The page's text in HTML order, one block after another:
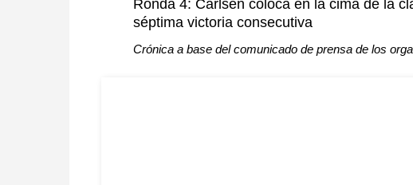
Ronda 4: Carlsen coloca en la cima de la
séptima victoria consecutiva
Crónica a base del comunicado de prensa de los